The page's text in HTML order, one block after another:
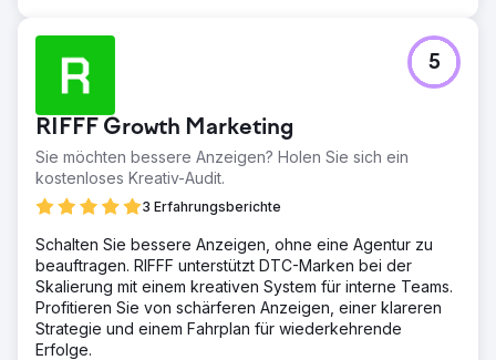
RIFFF Growth Marketing
Sie möchten bessere Anzeigen? Holen Sie sich ein
kostenloses Kreativ-Audit.
3 Erfahrungsberichte
5
Schalten Sie bessere Anzeigen, ohne eine Agentur zu
beauftragen. RIFFF unterstützt DTC-Marken bei der
Skalierung mit einem kreativen System für interne Teams.
Profitieren Sie von schärferen Anzeigen, einer klareren
Strategie und einem Fahrplan für wiederkehrende
Erfolge.